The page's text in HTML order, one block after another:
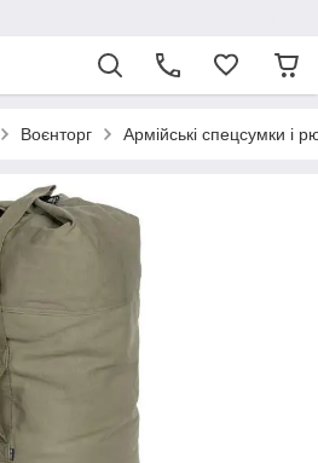
Воєнторг Армійські спецсумки і